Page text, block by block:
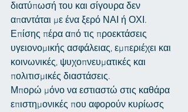
διατύπωσή του και σίγουρα δεν
απαντάται με ένα ξερό ΝΑΙ ή ΟΧΙ.
Επίσης πέρα από τις προεκτάσεις
υγειονομικής ασφάλειας, εμπεριέχει και
κοινωνικές, ψυχοπνευματικές και
πολιτισμικές διαστάσεις.
Μπορώ μόνο να εστιαστώ στις καθάρα
επιστημονικές που αφορούν κυρίωσς